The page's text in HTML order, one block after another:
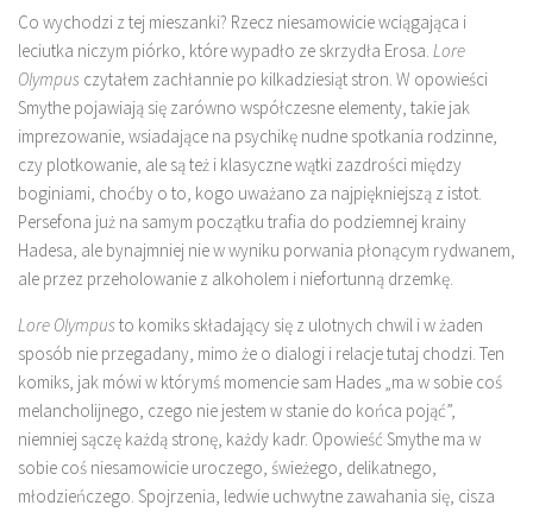
Co wychodzi z tej mieszanki? Rzecz niesamowicie wciągająca i
leciutka niczym piórko, które wypadło ze skrzydła Erosa. Lore
Olympus czytałem zachłannie po kilkadziesiąt stron. W opowieści
Smythe pojawiają się zarówno współczesne elementy, takie jak
imprezowanie, wsiadające na psychikę nudne spotkania rodzinne,
czy plotkowanie, ale są też i klasyczne wątki zazdrości między
boginiami, choćby o to, kogo uważano za najpiękniejszą z istot.
Persefona już na samym początku trafia do podziemnej krainy
Hadesa, ale bynajmniej nie w wyniku porwania płonącym rydwanem,
ale przez przeholowanie z alkoholem i niefortunną drzemkę.
Lore Olympus to komiks składający się z ulotnych chwil i w żaden
sposób nie przegadany, mimo że o dialogi i relacje tutaj chodzi. Ten
komiks, jak mówi w którymś momencie sam Hades „ma w sobie coś
melancholijnego, czego nie jestem w stanie do końca pojąć”,
niemniej sączę każdą stronę, każdy kadr. Opowieść Smythe ma w
sobie coś niesamowicie uroczego, świeżego, delikatnego,
młodzieńczego. Spojrzenia, ledwie uchwytne zawahania się, cisza